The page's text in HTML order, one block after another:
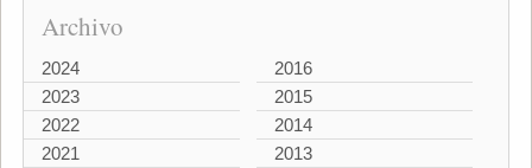
Archivo
2024
2023
2022
2021
2016
2015
2014
2013